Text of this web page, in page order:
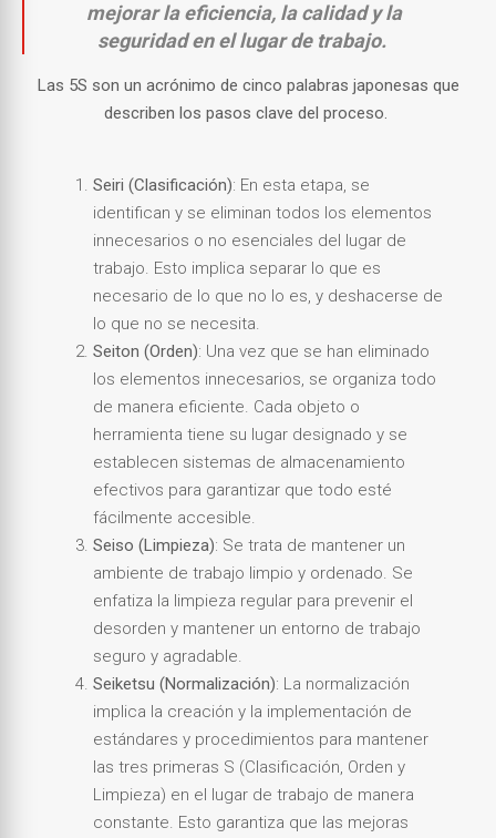
mejorar la eficiencia, la calidad y la
seguridad en el lugar de trabajo.
Las 5S son un acrónimo de cinco palabras japonesas que
describen los pasos clave del proceso.
Seiri (Clasificación): En esta etapa, se
identifican y se eliminan todos los elementos
innecesarios o no esenciales del lugar de
trabajo. Esto implica separar lo que es
necesario de lo que no lo es, y deshacerse de
lo que no se necesita.
Seiton (Orden): Una vez que se han eliminado
los elementos innecesarios, se organiza todo
de manera eficiente. Cada objeto o
herramienta tiene su lugar designado y se
establecen sistemas de almacenamiento
efectivos para garantizar que todo esté
fácilmente accesible.
Seiso (Limpieza): Se trata de mantener un
ambiente de trabajo limpio y ordenado. Se
enfatiza la limpieza regular para prevenir el
desorden y mantener un entorno de trabajo
seguro y agradable.
Seiketsu (Normalización): La normalización
implica la creación y la implementación de
estándares y procedimientos para mantener
las tres primeras S (Clasificación, Orden y
Limpieza) en el lugar de trabajo de manera
constante. Esto garantiza que las mejoras